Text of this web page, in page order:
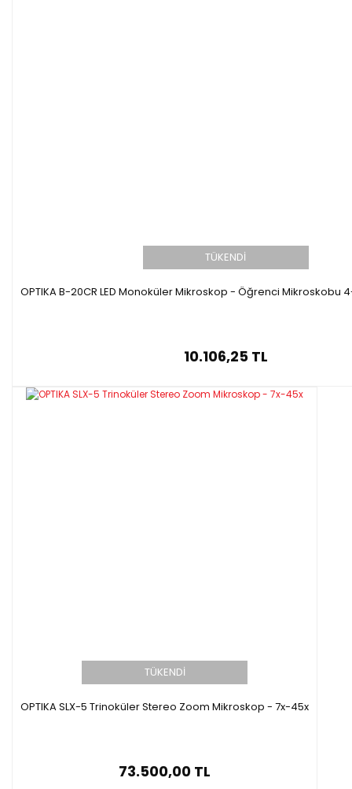
TÜKENDİ
OPTIKA B-20CR LED Monoküler Mikroskop - Öğrenci Mikroskobu
10.106,25 TL
TÜKENDİ
OPTIKA SLX-5 Trinoküler Stereo Zoom Mikroskop - 7x-45x
73.500,00 TL